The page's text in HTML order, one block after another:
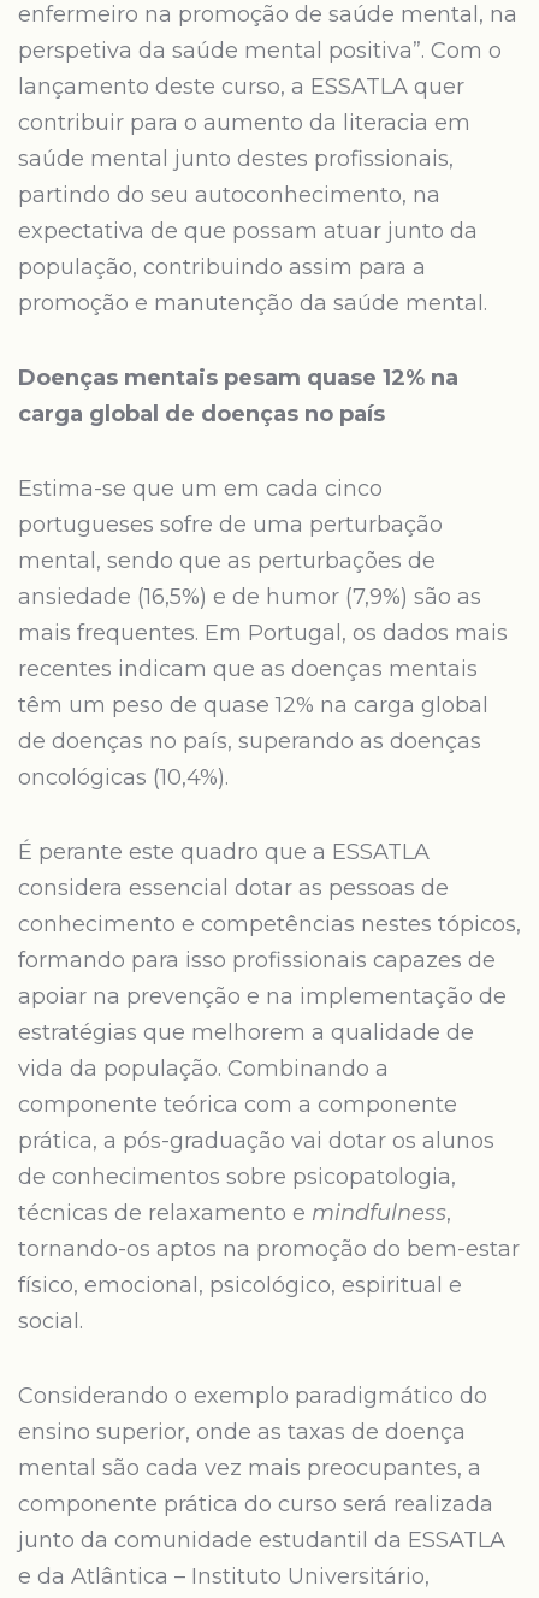
enfermeiro na promoção de saúde mental, na
perspetiva da saúde mental positiva”. Com o
lançamento deste curso, a ESSATLA quer
contribuir para o aumento da literacia em
saúde mental junto destes profissionais,
partindo do seu autoconhecimento, na
expectativa de que possam atuar junto da
população, contribuindo assim para a
promoção e manutenção da saúde mental.
Doenças mentais pesam quase 12% na
carga global de doenças no país
Estima-se que um em cada cinco
portugueses sofre de uma perturbação
mental, sendo que as perturbações de
ansiedade (16,5%) e de humor (7,9%) são as
mais frequentes. Em Portugal, os dados mais
recentes indicam que as doenças mentais
têm um peso de quase 12% na carga global
de doenças no país, superando as doenças
oncológicas (10,4%).
É perante este quadro que a ESSATLA
considera essencial dotar as pessoas de
conhecimento e competências nestes tópicos,
formando para isso profissionais capazes de
apoiar na prevenção e na implementação de
estratégias que melhorem a qualidade de
vida da população. Combinando a
componente teórica com a componente
prática, a pós-graduação vai dotar os alunos
de conhecimentos sobre psicopatologia,
técnicas de relaxamento e mindfulness,
tornando-os aptos na promoção do bem-estar
físico, emocional, psicológico, espiritual e
social.
Considerando o exemplo paradigmático do
ensino superior, onde as taxas de doença
mental são cada vez mais preocupantes, a
componente prática do curso será realizada
junto da comunidade estudantil da ESSATLA
e da Atlântica – Instituto Universitário,